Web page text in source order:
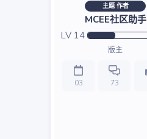
主题 作者
MCEE社区助手
LV 14
版主
03 73